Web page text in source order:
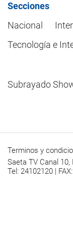
Secciones
Nacional
Tecnología e
Subrayado
Terminos y
Saeta TV Canal 10,
Tel: 24102120 |